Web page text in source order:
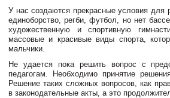
У нас создаются прекрасные условия для
единоборство, регби, футбол, но нет
художественную и спортивную
массовые и красивые виды спорта,
мальчики.
Не удается пока решить вопрос с
педагогам. Необходимо принятие
Решение таких сложных вопросов, как
в законодательные акты, а это